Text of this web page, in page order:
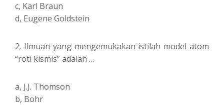
c, Karl Braun
d, Eugene Goldstein
2. Ilmuan yang mengemukakan istilah model atom
“roti kismis” adalah …
a, J.J. Thomson
b, Bohr